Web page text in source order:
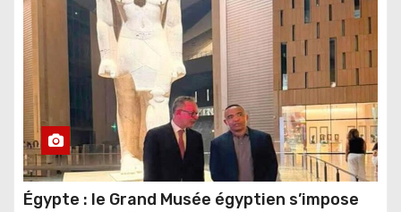
Égypte : le Grand Musée égyptien s’impose